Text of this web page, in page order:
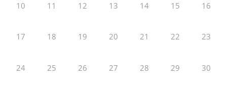
10 11 12 13 14 15 16
17 18 19 20 21 22 23
24 25 26 27 28 29 30